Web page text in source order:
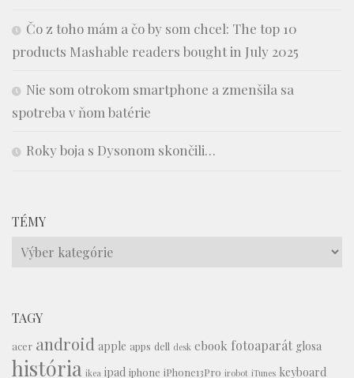
Čo z toho mám a čo by som chcel: The top 10
products Mashable readers bought in July 2025
Nie som otrokom smartphone a zmenšila sa
spotreba v ňom batérie
Roky boja s Dysonom skončili…
TÉMY
Témy
TAGY
acer android apple apps dell desk ebook fotoaparát glosa
história ikea ipad iphone iPhone13Pro irobot iTunes keyboard